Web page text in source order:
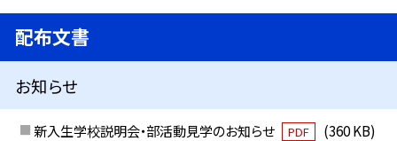
配布文書
お知らせ
新入生学校説明会・部活動見学のお知らせ PDF
(360 KB)